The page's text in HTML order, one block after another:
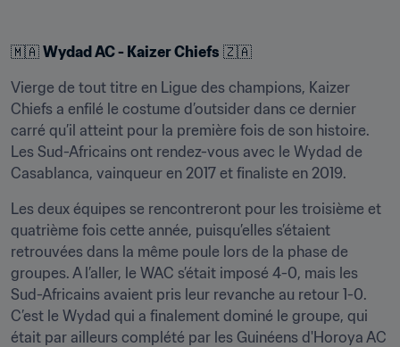
🇲🇦 Wydad AC - Kaizer Chiefs 🇿🇦
Vierge de tout titre en Ligue des champions, Kaizer
Chiefs a enfilé le costume d’outsider dans ce dernier
carré qu’il atteint pour la première fois de son histoire.
Les Sud-Africains ont rendez-vous avec le Wydad de
Casablanca, vainqueur en 2017 et finaliste en 2019.
Les deux équipes se rencontreront pour les troisième et
quatrième fois cette année, puisqu’elles s’étaient
retrouvées dans la même poule lors de la phase de
groupes. A l’aller, le WAC s’était imposé 4-0, mais les
Sud-Africains avaient pris leur revanche au retour 1-0.
C’est le Wydad qui a finalement dominé le groupe, qui
était par ailleurs complété par les Guinéens d'Horoya AC